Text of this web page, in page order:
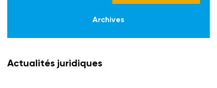
Archives
Actualités juridiques